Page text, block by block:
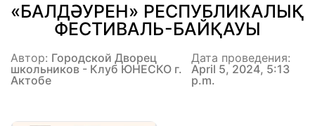
«БАЛДӘУРЕН» РЕСПУБЛИКАЛЫҚ
ФЕСТИВАЛЬ-БАЙҚАУЫ
Автор: Городской Дворец
школьников - Клуб ЮНЕСКО г.
Актобе
Дата проведения:
April 5, 2024, 5:13
p.m.